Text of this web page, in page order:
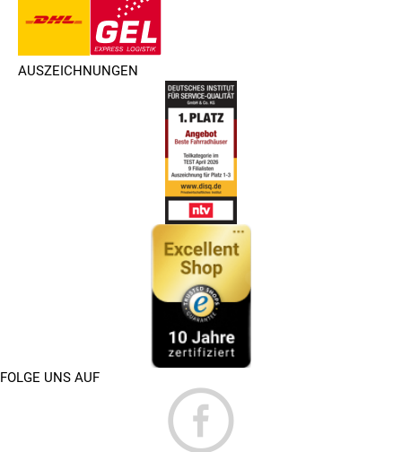
AUSZEICHNUNGEN
FOLGE UNS AUF